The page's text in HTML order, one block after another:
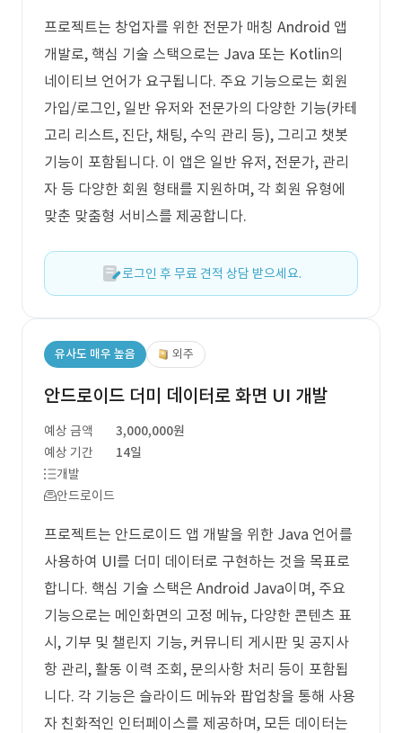
프로젝트는 창업자를 위한 전문가 매칭 Android 앱
개발로, 핵심 기술 스택으로는 Java 또는 Kotlin의
네이티브 언어가 요구됩니다. 주요 기능으로는 회원
가입/로그인, 일반 유저와 전문가의 다양한 기능(카테
고리 리스트, 진단, 채팅, 수익 관리 등), 그리고 챗봇
기능이 포함됩니다. 이 앱은 일반 유저, 전문가, 관리
자 등 다양한 회원 형태를 지원하며, 각 회원 유형에
맞춘 맞춤형 서비스를 제공합니다.
로그인 후 무료 견적 상담 받으세요.
유사도 매우 높음 외주
안드로이드 더미 데이터로 화면 UI 개발
예상 금액
3,000,000원
예상 기간
14일
개발
안드로이드
프로젝트는 안드로이드 앱 개발을 위한 Java 언어를
사용하여 UI를 더미 데이터로 구현하는 것을 목표로
합니다. 핵심 기술 스택은 Android Java이며, 주요
기능으로는 메인화면의 고정 메뉴, 다양한 콘텐츠 표
시, 기부 및 챌린지 기능, 커뮤니티 게시판 및 공지사
항 관리, 활동 이력 조회, 문의사항 처리 등이 포함됩
니다. 각 기능은 슬라이드 메뉴와 팝업창을 통해 사용
자 친화적인 인터페이스를 제공하며, 모든 데이터는